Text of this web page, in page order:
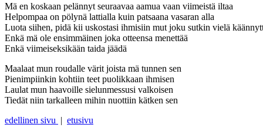
Mä en koskaan pelännyt seuraavaa aamua vaan viimeistä iltaa
Helpompaa on pölynä lattialla kuin patsaana vasaran alla
Luota siihen, pidä kii uskostasi ihmisiin mut joku sutkin vielä
Enkä mä ole ensimmäinen joka otteensa menettää
Enkä viimeiseksikään taida jäädä
Maalaat mun roudalle värit joista mä tunnen sen
Pienimpiinkin kohtiin teet puolikkaan ihmisen
Laulat mun haavoille sielunmessusi valkoisen
Tiedät niin tarkalleen mihin nuottiin kätken sen
edellinen sivu | etusivu